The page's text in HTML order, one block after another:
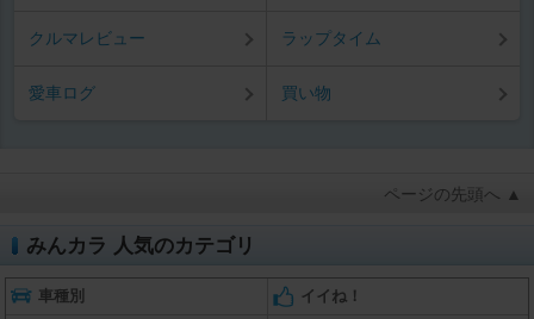
クルマレビュー ラップタイム
愛車ログ 買い物
ページの先頭へ ▲
みんカラ 人気のカテゴリ
車種別 イイね！